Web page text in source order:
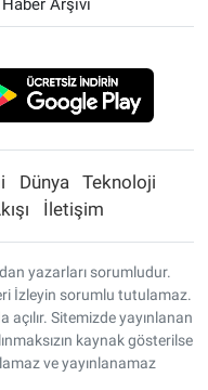
Haber Arşivi
Dünya
Teknoloji
İletişim
yazarları sorumludur.
İzleyin sorumlu tutulamaz.
Sitemizde yayınlanan
kaynak gösterilse
ve yayınlanamaz